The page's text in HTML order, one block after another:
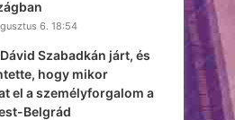
6. 18:54
Szabadkán járt, és
hogy mikor
el a személyforgalom a
Belgrád